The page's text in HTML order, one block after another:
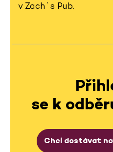
v Zach`s Pub.
se k
Chci dostávat